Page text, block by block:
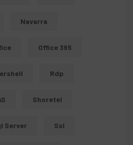
Navarra
Office 365
Rdp
Shoretel
Server Ssl